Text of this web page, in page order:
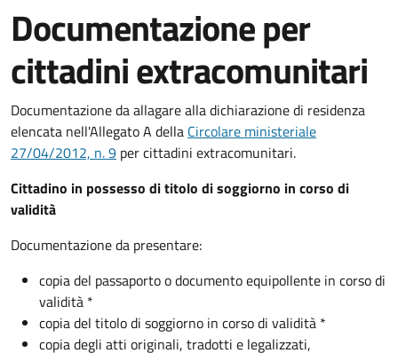
Documentazione per
cittadini extracomunitari
Documentazione da allagare alla dichiarazione di residenza
elencata nell'Allegato A della Circolare ministeriale
27/04/2012, n. 9 per cittadini extracomunitari.
Cittadino in possesso di titolo di soggiorno in corso di
validità
Documentazione da presentare:
copia del passaporto o documento equipollente in corso di
validità *
copia del titolo di soggiorno in corso di validità *
copia degli atti originali, tradotti e legalizzati,